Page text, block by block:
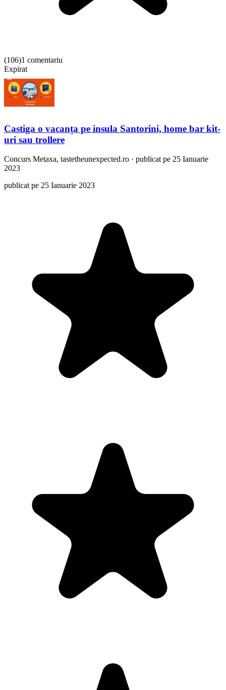
(106)1 comentariu
Expirat
Castiga o vacanța pe insula Santorini, home bar kit-
uri sau trollere
Concurs Metaxa, tastetheunexpected.ro · publicat pe 25 Ianuarie
2023
publicat pe 25 Ianuarie 2023